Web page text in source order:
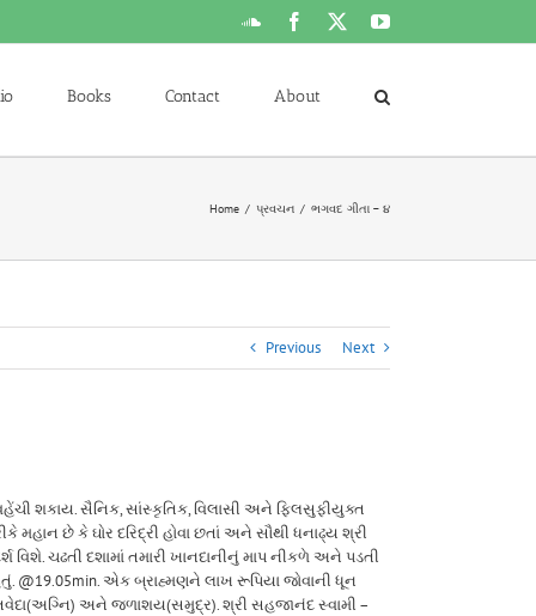
SoundCloudFacebook YouTube
Books Contact About
Home પ્રવચન ભગવદ ગીતા – ૪
Previous Next
શકાય. સૈનિક, સાંસ્કૃતિક, વિલાસી અને ફિલસુફીયુક્ત
મહાન છે કે ઘોર દરિદ્રી હોવા છતાં અને સૌથી ધનાઢ્ય શ્રી
વિશે. ચઢતી દશામાં તમારી ખાનદાનીનું માપ નીકળે અને પડતી
@19.05min. એક બ્રાહ્મણને લાખ રૂપિયા જોવાની ધૂન
અને જળાશય(સમુદ્ર). શ્રી સહજાનંદ સ્વામી –